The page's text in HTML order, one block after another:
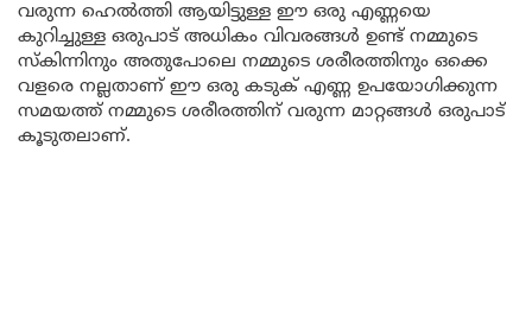
വരുന്ന ഹെൽത്തി ആയിട്ടുള്ള ഈ ഒരു എണ്ണയെ
കുറിച്ചുള്ള ഒരുപാട് അധികം വിവരങ്ങൾ ഉണ്ട് നമ്മുടെ
സ്കിന്നിനും അതുപോലെ നമ്മുടെ ശരീരത്തിനും ഒക്കെ
വളരെ നല്ലതാണ് ഈ ഒരു കടുക് എണ്ണ ഉപയോഗിക്കുന്ന
സമയത്ത് നമ്മുടെ ശരീരത്തിന് വരുന്ന മാറ്റങ്ങൾ ഒരുപാട്
കൂടുതലാണ്.